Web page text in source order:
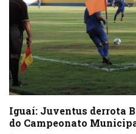
Iguaí: Juventus derrota
do Campeonato